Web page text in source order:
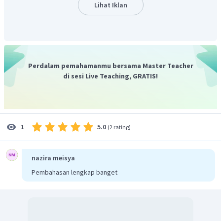
Lihat Iklan
Perdalam pemahamanmu bersama Master Teacher
di sesi Live Teaching, GRATIS!
1 5.0 (2 rating)
nazira meisya
Pembahasan lengkap banget